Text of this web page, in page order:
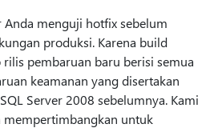
Anda menguji hotfix sebelum
produksi. Karena build
pembaruan baru berisi semua
keamanan yang disertakan
Server 2008 sebelumnya. Kami
mempertimbangkan untuk